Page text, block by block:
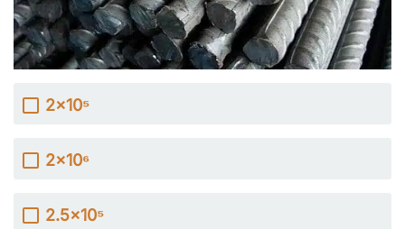
2x10⁵
2x10⁶
2.5x10⁵